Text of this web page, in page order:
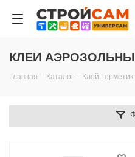
КЛЕИ
Главная - Каталог - Клей